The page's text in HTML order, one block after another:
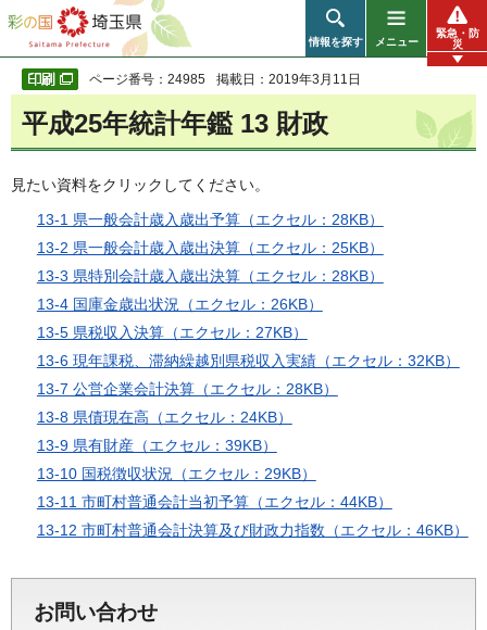
彩の国 埼玉県
情報を探す メニュー
緊急・防
災
ページ番号：24985 掲載日：2019年3月11日
平成25年統計年鑑 13 財政
見たい資料をクリックしてください。
13-1 県一般会計歳入歳出予算（エクセル：28KB）
13-2 県一般会計歳入歳出決算（エクセル：25KB）
13-3 県特別会計歳入歳出決算（エクセル：28KB）
13-4 国庫金歳出状況（エクセル：26KB）
13-5 県税収入決算（エクセル：27KB）
13-6 現年課税、滞納繰越別県税収入実績（エクセル：32KB）
13-7 公営企業会計決算（エクセル：28KB）
13-8 県債現在高（エクセル：24KB）
13-9 県有財産（エクセル：39KB）
13-10 国税徴収状況（エクセル：29KB）
13-11 市町村普通会計当初予算（エクセル：44KB）
13-12 市町村普通会計決算及び財政力指数（エクセル：46KB）
お問い合わせ